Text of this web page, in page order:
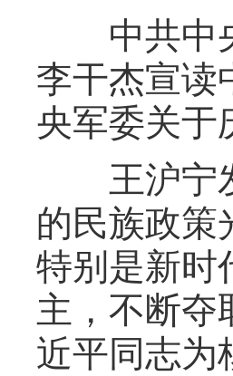
中共中央
李干杰宣读
央军委关于
王沪宁发
的民族政策
特别是新时
主，不断夺
近平同志为